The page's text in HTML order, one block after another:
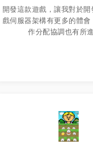
開發這款遊戲，讓我對於開
戲伺服器架構有更多的體會
作分配協調也有所進